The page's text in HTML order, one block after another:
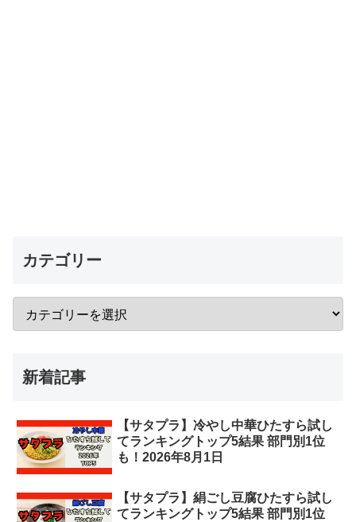
カテゴリー
新着記事
【サタプラ】冷やし中華ひたすら試し
てランキングトップ5結果 部門別1位
も！2026年8月1日
【サタプラ】絹ごし豆腐ひたすら試し
てランキングトップ5結果 部門別1位